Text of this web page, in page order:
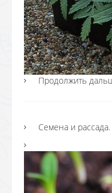
Продолжить
Семена и рассада.